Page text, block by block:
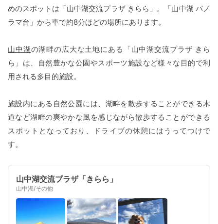
めのスポットは「山中湖交流プラザ きらら」。「山中湖 パノ
ラマ台」から車で約8分ほどの場所にあります。
山中湖の湖畔の広大な土地にある「山中湖交流プラザ きら
ら」は、自然豊かな公園やスポーツ施設など様々な目的で利
用される多目的施設。
施設内にある自然公園には、湖畔を散歩することができる木
道など湖畔の爽やかな風を感じながら散歩することができる
スポットとなっており、ドライブの休憩にはうってつけで
す。
山中湖交流プラザ「きらら」
山中湖/その他